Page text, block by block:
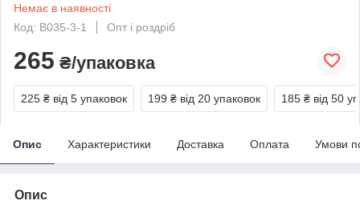
Немає в наявності
Код: В035-3-1
Опт і роздріб
265 ₴/упаковка
225 ₴ від 5 упаковок 199 ₴ від 20 упаковок 185 ₴ від 50
Опис Характеристики Доставка Оплата Умови
Опис